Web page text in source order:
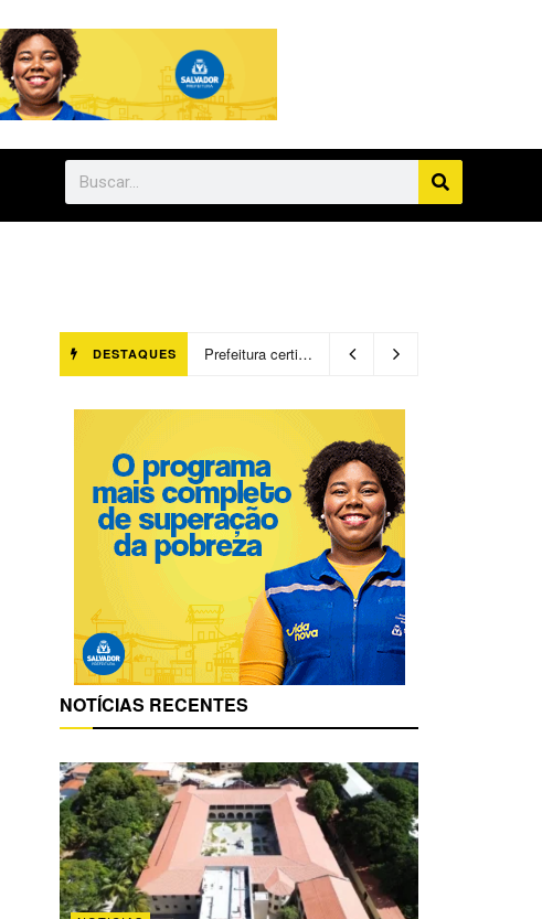
DESTAQUES Prefeitura certifica 4,6 mil trabalhadores pelo programa Treinar para Empregar e realiza Feirão de Empregabilidade
NOTÍCIAS RECENTES